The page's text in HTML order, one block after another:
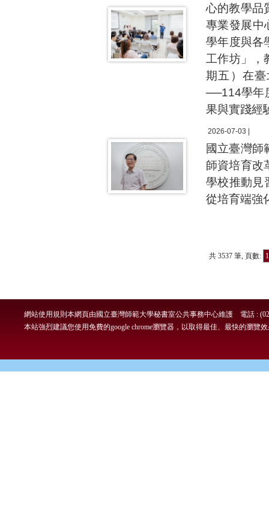
心的教學品
專業發展中
學年度與各
工作坊」，
期五）在
──114學年
果與實踐經
2026-07-03 |
國立臺灣師
師資培育改
學校推動見
從培育端強
共 3537 筆, 頁數: 1
本網頁由國立臺灣師範大學秘書室公共事務中心維護 電話 :
網站使用規則
本站強烈建議您使用免費的google chrome瀏覽器，以取得最佳、最快的瀏覽